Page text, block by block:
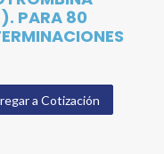
PARA 80
a Cotización